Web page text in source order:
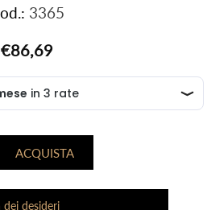
3365
€86,69